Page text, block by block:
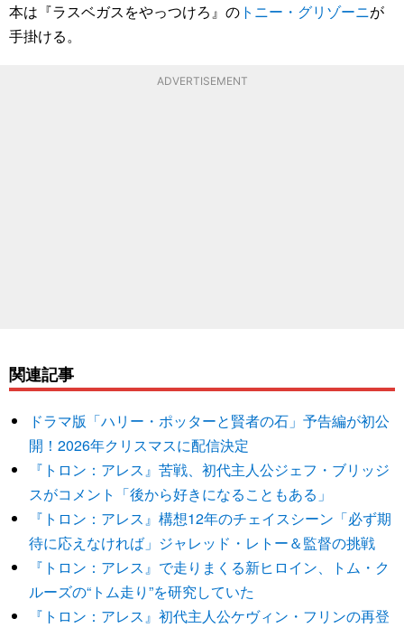
本は『ラスベガスをやっつけろ』の トニー・グリゾーニが
手掛ける。
ADVERTISEMENT
関連記事
ドラマ版「ハリー・ポッターと賢者の石」予告編が初公
開！2026年クリスマスに配信決定
『トロン：アレス』苦戦、初代主人公ジェフ・ブリッジ
スがコメント「後から好きになることもある」
『トロン：アレス』構想12年のチェイスシーン「必ず期
待に応えなければ」ジャレッド・レトー＆監督の挑戦
『トロン：アレス』で走りまくる新ヒロイン、トム・ク
ルーズの“トム走り”を研究していた
『トロン：アレス』初代主人公ケヴィン・フリンの再登